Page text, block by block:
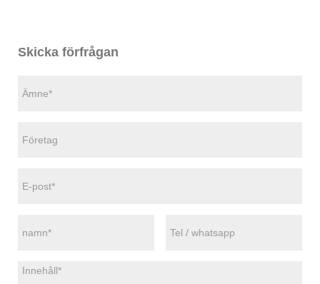
Skicka förfrågan